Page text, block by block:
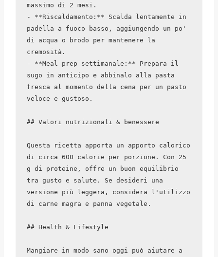
massimo di 2 mesi.
- **Riscaldamento:** Scalda lentamente in
padella a fuoco basso, aggiungendo un po'
di acqua o brodo per mantenere la
cremosità.
- **Meal prep settimanale:** Prepara il
sugo in anticipo e abbinalo alla pasta
fresca al momento della cena per un pasto
veloce e gustoso.
## Valori nutrizionali & benessere
Questa ricetta apporta un apporto calorico
di circa 600 calorie per porzione. Con 25
g di proteine, offre un buon equilibrio
tra gusto e salute. Se desideri una
versione più leggera, considera l'utilizzo
di carne magra e panna vegetale.
## Health & Lifestyle
Mangiare in modo sano oggi può aiutare a